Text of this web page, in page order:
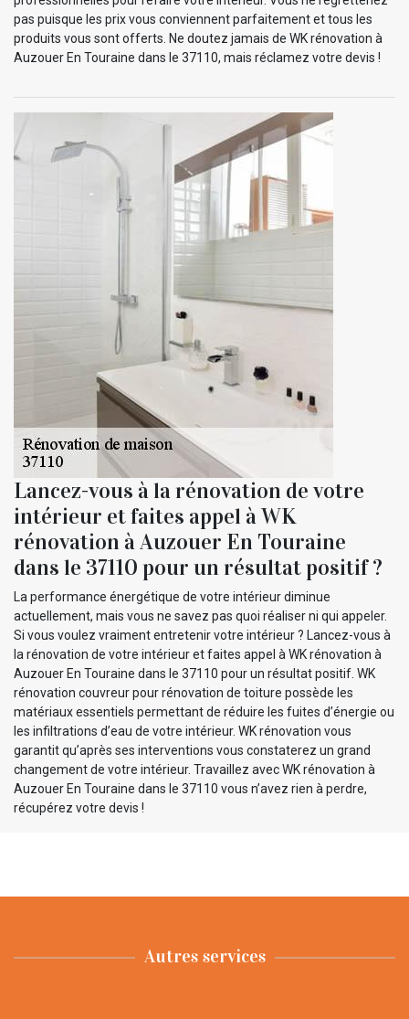
pas puisque les prix vous conviennent parfaitement et tous les
produits vous sont offerts. Ne doutez jamais de WK rénovation à
Auzouer En Touraine dans le 37110, mais réclamez votre devis !
Lancez-vous à la rénovation de votre
intérieur et faites appel à WK
rénovation à Auzouer En Touraine
dans le 37110 pour un résultat positif ?
La performance énergétique de votre intérieur diminue
actuellement, mais vous ne savez pas quoi réaliser ni qui appeler.
Si vous voulez vraiment entretenir votre intérieur ? Lancez-vous à
la rénovation de votre intérieur et faites appel à WK rénovation à
Auzouer En Touraine dans le 37110 pour un résultat positif. WK
rénovation couvreur pour rénovation de toiture possède les
matériaux essentiels permettant de réduire les fuites d’énergie ou
les infiltrations d’eau de votre intérieur. WK rénovation vous
garantit qu’après ses interventions vous constaterez un grand
changement de votre intérieur. Travaillez avec WK rénovation à
Auzouer En Touraine dans le 37110 vous n’avez rien à perdre,
récupérez votre devis !
Autres services